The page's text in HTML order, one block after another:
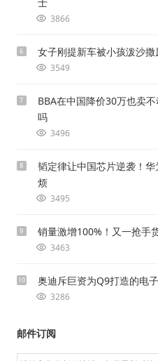
士
3866
6 女子刚提新车被小孩泼沙
3549
7
BBA在中国降价30万也卖
吗
3496
8
韬定律让中国芯片逆袭！
烦
3495
9 销量激增100%！又一抢手
3463
10 奥迪斥巨资为Q9打造的电
3286
邮件订阅